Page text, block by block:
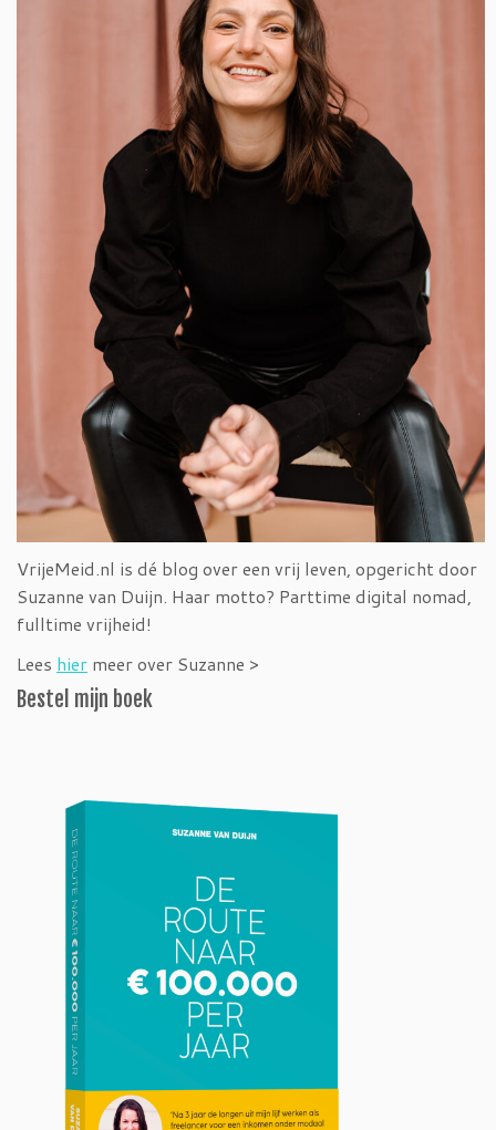
VrijeMeid.nl is dé blog over een vrij leven, opgericht door
Suzanne van Duijn. Haar motto? Parttime digital nomad,
fulltime vrijheid!
Lees hier meer over Suzanne >
Bestel mijn boek